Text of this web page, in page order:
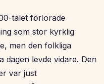
talet förlorade
som stor kyrklig
men den folkliga
dagen levde vidare. Den
var just